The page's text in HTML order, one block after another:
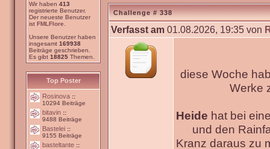
Wir haben 413
registrierte Benutzer.
Der neueste Benutzer
ist FMLFlore
Unsere Benutzer haben
insgesamt 169938
Beiträge geschrieben.
Es gibt 18825 Themen.
Top Poster
Rosinova ::
10294 Beiträge
bitavin ::
9488 Beiträge
Bastelei ::
9155 Beiträge
basteltante ::
Challenge # 338
Verfasst am 01.08.2026, 19:35 von
diese Woche
Werke
Heide hat bei
und den
Kranz daraus zu